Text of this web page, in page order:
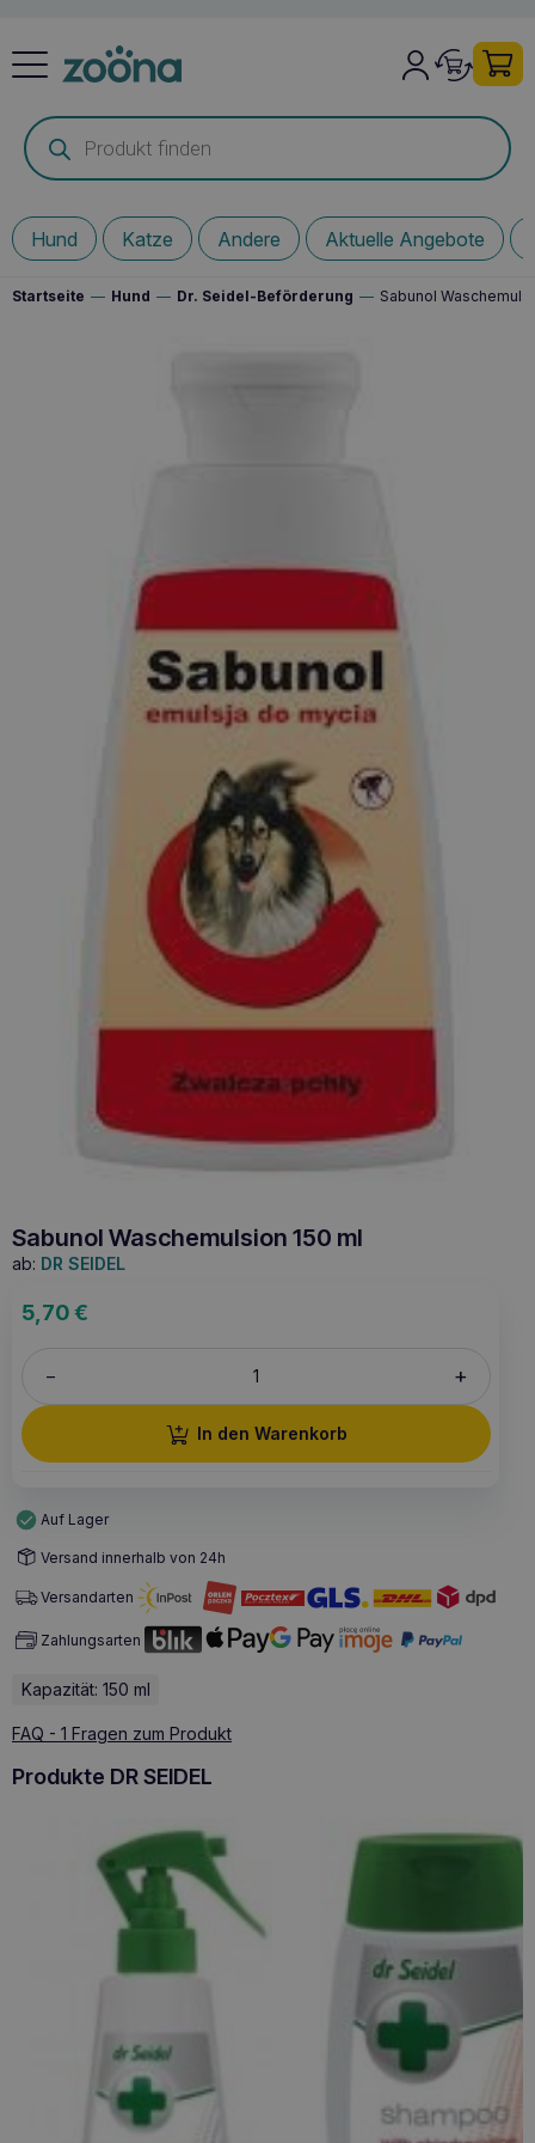
Products
search
Hund Katze Andere Aktuelle Angebote
Startseite — Hund — Dr. Seidel-Beförderung — Sabunol
Sabunol Waschemulsion 150 ml
ab: DR SEIDEL
5,70€
– +
In den Warenkorb
Auf Lager
Versand innerhalb von 24h
Versandarten
Zahlungsarten
Kapazität: 150 ml
FAQ - 1 Fragen zum Produkt
Produkte DR SEIDEL